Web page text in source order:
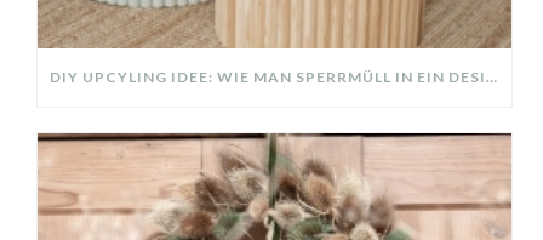
DIY UPCYLING IDEE: WIE MAN SPERRMÜLL IN EIN DESIGNER TEIL VERWANDELT